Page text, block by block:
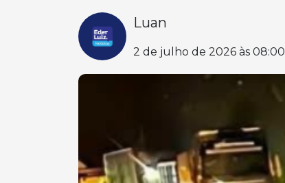
Luan
2 de julho de 2026 às 08:00